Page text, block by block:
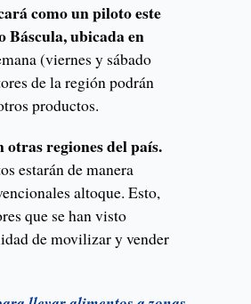
como un piloto este
Báscula, ubicada en
(viernes y sábado
de la región podrán
productos.
regiones del país.
estarán de manera
altoque. Esto,
que se han visto
de movilizar y vender